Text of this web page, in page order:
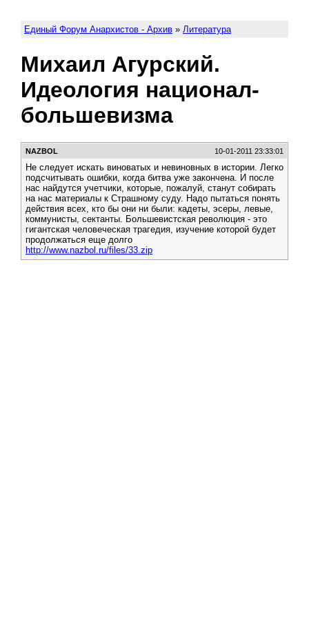
Единый Форум Анархистов - Архив » Литература
Михаил Агурский.
Идеология национал-
большевизма
NAZBOL 10-01-2011 23:33:01
Не следует искать виноватых и невиновных в истории. Легко
подсчитывать ошибки, когда битва уже закончена. И после
нас найдутся учетчики, которые, пожалуй, станут собирать
на нас материалы к Страшному суду. Надо пытаться понять
действия всех, кто бы они ни были: кадеты, эсеры, левые,
коммунисты, сектанты. Большевистская революция - это
гигантская человеческая трагедия, изучение которой будет
продолжаться еще долго
http://www.nazbol.ru/files/33.zip